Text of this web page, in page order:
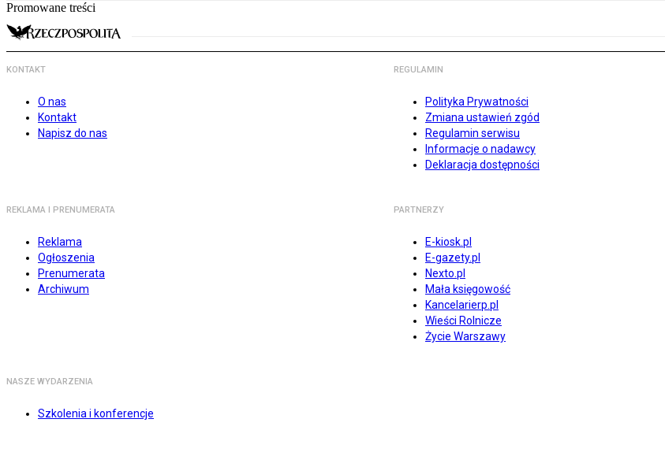
Promowane treści
KONTAKT
O nas
Kontakt
Napisz do nas
REGULAMIN
Polityka Prywatności
Zmiana ustawień zgód
Regulamin serwisu
Informacje o nadawcy
Deklaracja dostępności
REKLAMA I PRENUMERATA
Reklama
Ogłoszenia
Prenumerata
Archiwum
PARTNERZY
E-kiosk.pl
E-gazety.pl
Nexto.pl
Mała księgowość
Kancelarierp.pl
Wieści Rolnicze
Życie Warszawy
NASZE WYDARZENIA
Szkolenia i konferencje